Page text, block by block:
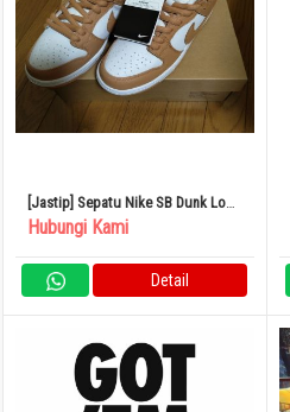
[Jastip] Sepatu Nike SB Dunk Low
Light Cognac US8.5
Hubungi Kami
Detail